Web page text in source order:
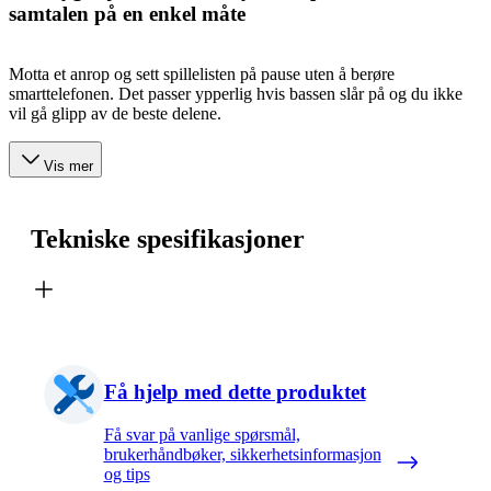
samtalen på en enkel måte
Motta et anrop og sett spillelisten på pause uten å berøre
smarttelefonen. Det passer ypperlig hvis bassen slår på og du ikke
vil gå glipp av de beste delene.
Vis mer
Tekniske spesifikasjoner
Få hjelp med dette produktet
Få svar på vanlige spørsmål,
brukerhåndbøker, sikkerhetsinformasjon
og tips